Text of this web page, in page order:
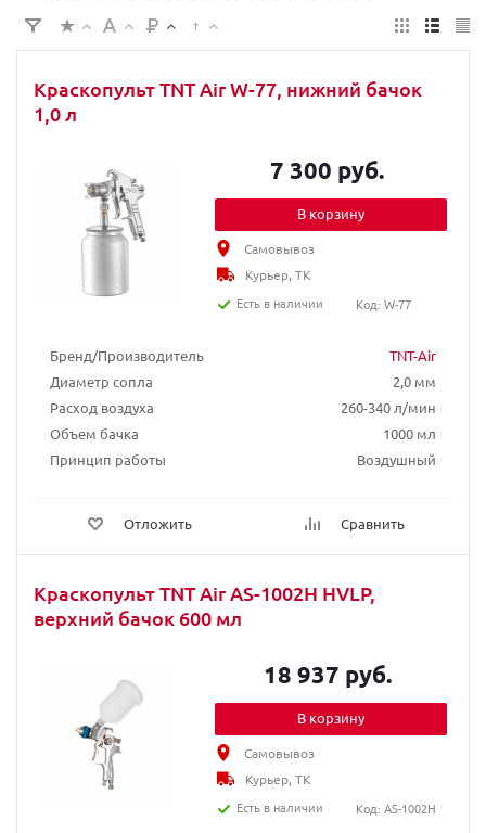
Краскопульт TNT Air W-77, нижний бачок
1,0 л
Бренд/Производитель
TNT-Air
Диаметр сопла
2,0 мм
Расход воздуха
260-340 л/мин
Объем бачка
1000 мл
Принцип работы
Воздушный
Отложить Сравнить
7 300 руб.
В корзину
Самовывоз
Курьер, ТК
Есть в наличии
Код: W-77
Краскопульт TNT Air AS-1002H HVLP,
верхний бачок 600 мл
18 937 руб.
В корзину
Самовывоз
Курьер, ТК
Есть в наличии
Код: AS-1002H